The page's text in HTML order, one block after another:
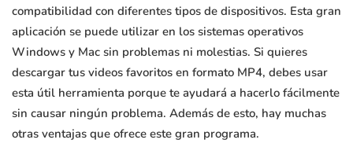
compatibilidad con diferentes tipos de dispositivos. Esta gran
aplicación se puede utilizar en los sistemas operativos
Windows y Mac sin problemas ni molestias. Si quieres
descargar tus videos favoritos en formato MP4, debes usar
esta útil herramienta porque te ayudará a hacerlo fácilmente
sin causar ningún problema. Además de esto, hay muchas
otras ventajas que ofrece este gran programa.